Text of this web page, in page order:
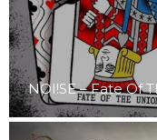
NOI!SE – Fate Of